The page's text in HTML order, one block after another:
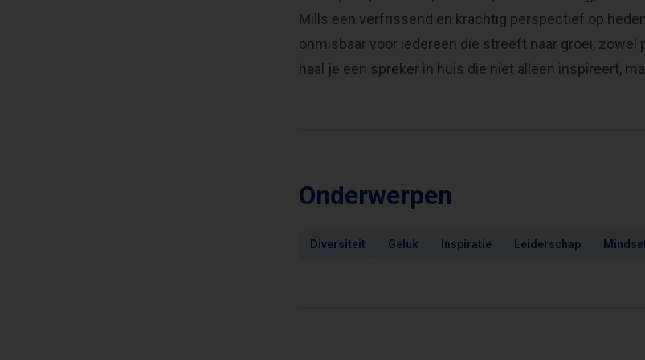
Mills een verfrissend en krachtig perspectief op
onmisbaar voor iedereen die streeft naar groei,
haal je een spreker in huis die niet alleen inspireert,
Onderwerpen
Diversiteit Geluk Inspiratie Leiderschap